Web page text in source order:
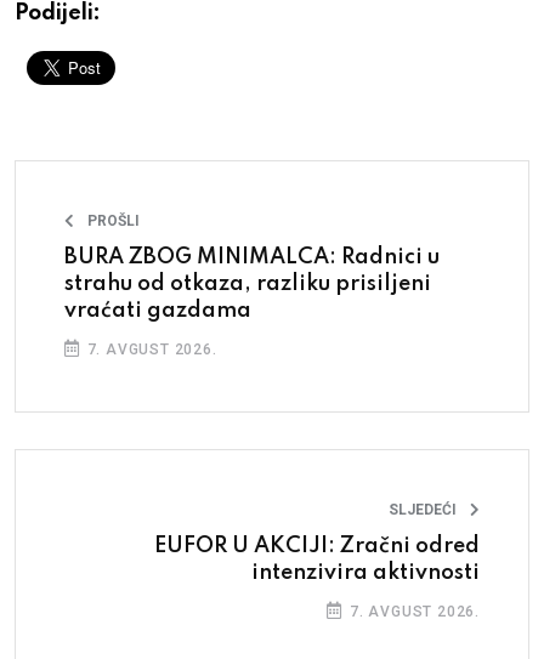
Podijeli:
PROŠLI
BURA ZBOG MINIMALCA: Radnici u
strahu od otkaza, razliku prisiljeni
vraćati gazdama
7. AVGUST 2026.
SLJEDEĆI
EUFOR U AKCIJI: Zračni odred
intenzivira aktivnosti
7. AVGUST 2026.